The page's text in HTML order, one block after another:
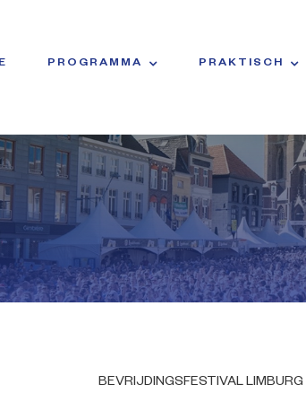
PROGRAMMA PRAKTISCH
BEVRIJDINGSFESTIVAL LIMBURG